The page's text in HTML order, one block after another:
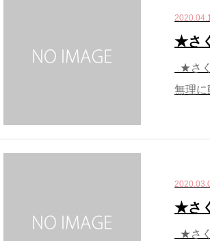
★さ
★さ
無理に
★さ
★さ